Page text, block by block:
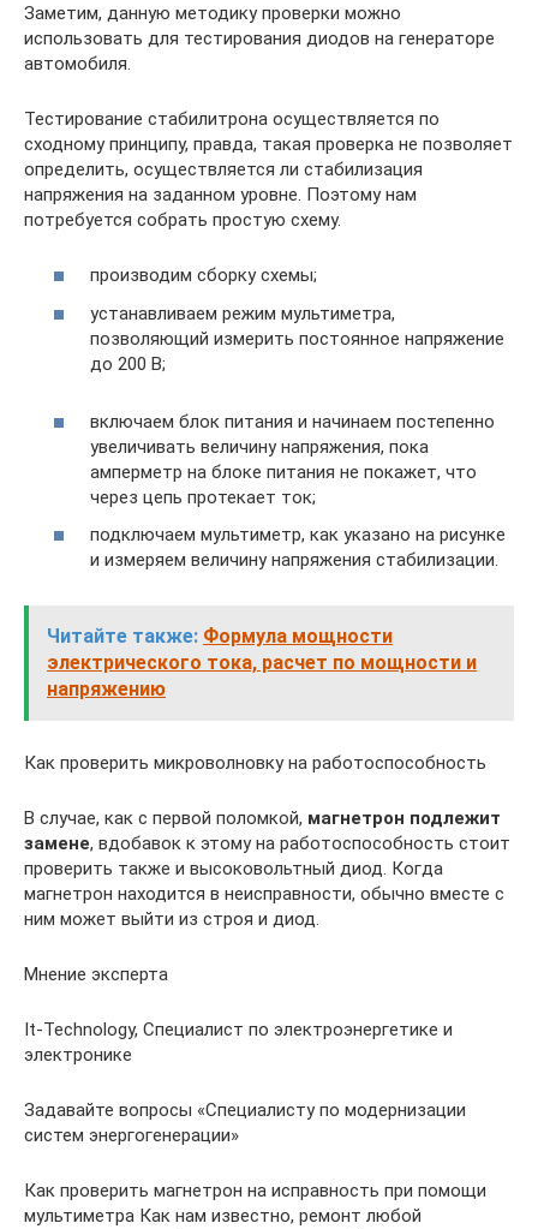
Заметим, данную методику проверки можно
использовать для тестирования диодов на генераторе
автомобиля.
Тестирование стабилитрона осуществляется по
сходному принципу, правда, такая проверка не позволяет
определить, осуществляется ли стабилизация
напряжения на заданном уровне. Поэтому нам
потребуется собрать простую схему.
производим сборку схемы;
устанавливаем режим мультиметра,
позволяющий измерить постоянное напряжение
до 200 В;
включаем блок питания и начинаем постепенно
увеличивать величину напряжения, пока
амперметр на блоке питания не покажет, что
через цепь протекает ток;
подключаем мультиметр, как указано на рисунке
и измеряем величину напряжения стабилизации.
Читайте также: Формула мощности
электрического тока, расчет по мощности и
напряжению
Как проверить микроволновку на работоспособность
В случае, как с первой поломкой, магнетрон подлежит
замене, вдобавок к этому на работоспособность стоит
проверить также и высоковольтный диод. Когда
магнетрон находится в неисправности, обычно вместе с
ним может выйти из строя и диод.
Мнение эксперта
It-Technology, Cпециалист по электроэнергетике и
электронике
Задавайте вопросы «Специалисту по модернизации
систем энергогенерации»
Как проверить магнетрон на исправность при помощи
мультиметра Как нам известно, ремонт любой